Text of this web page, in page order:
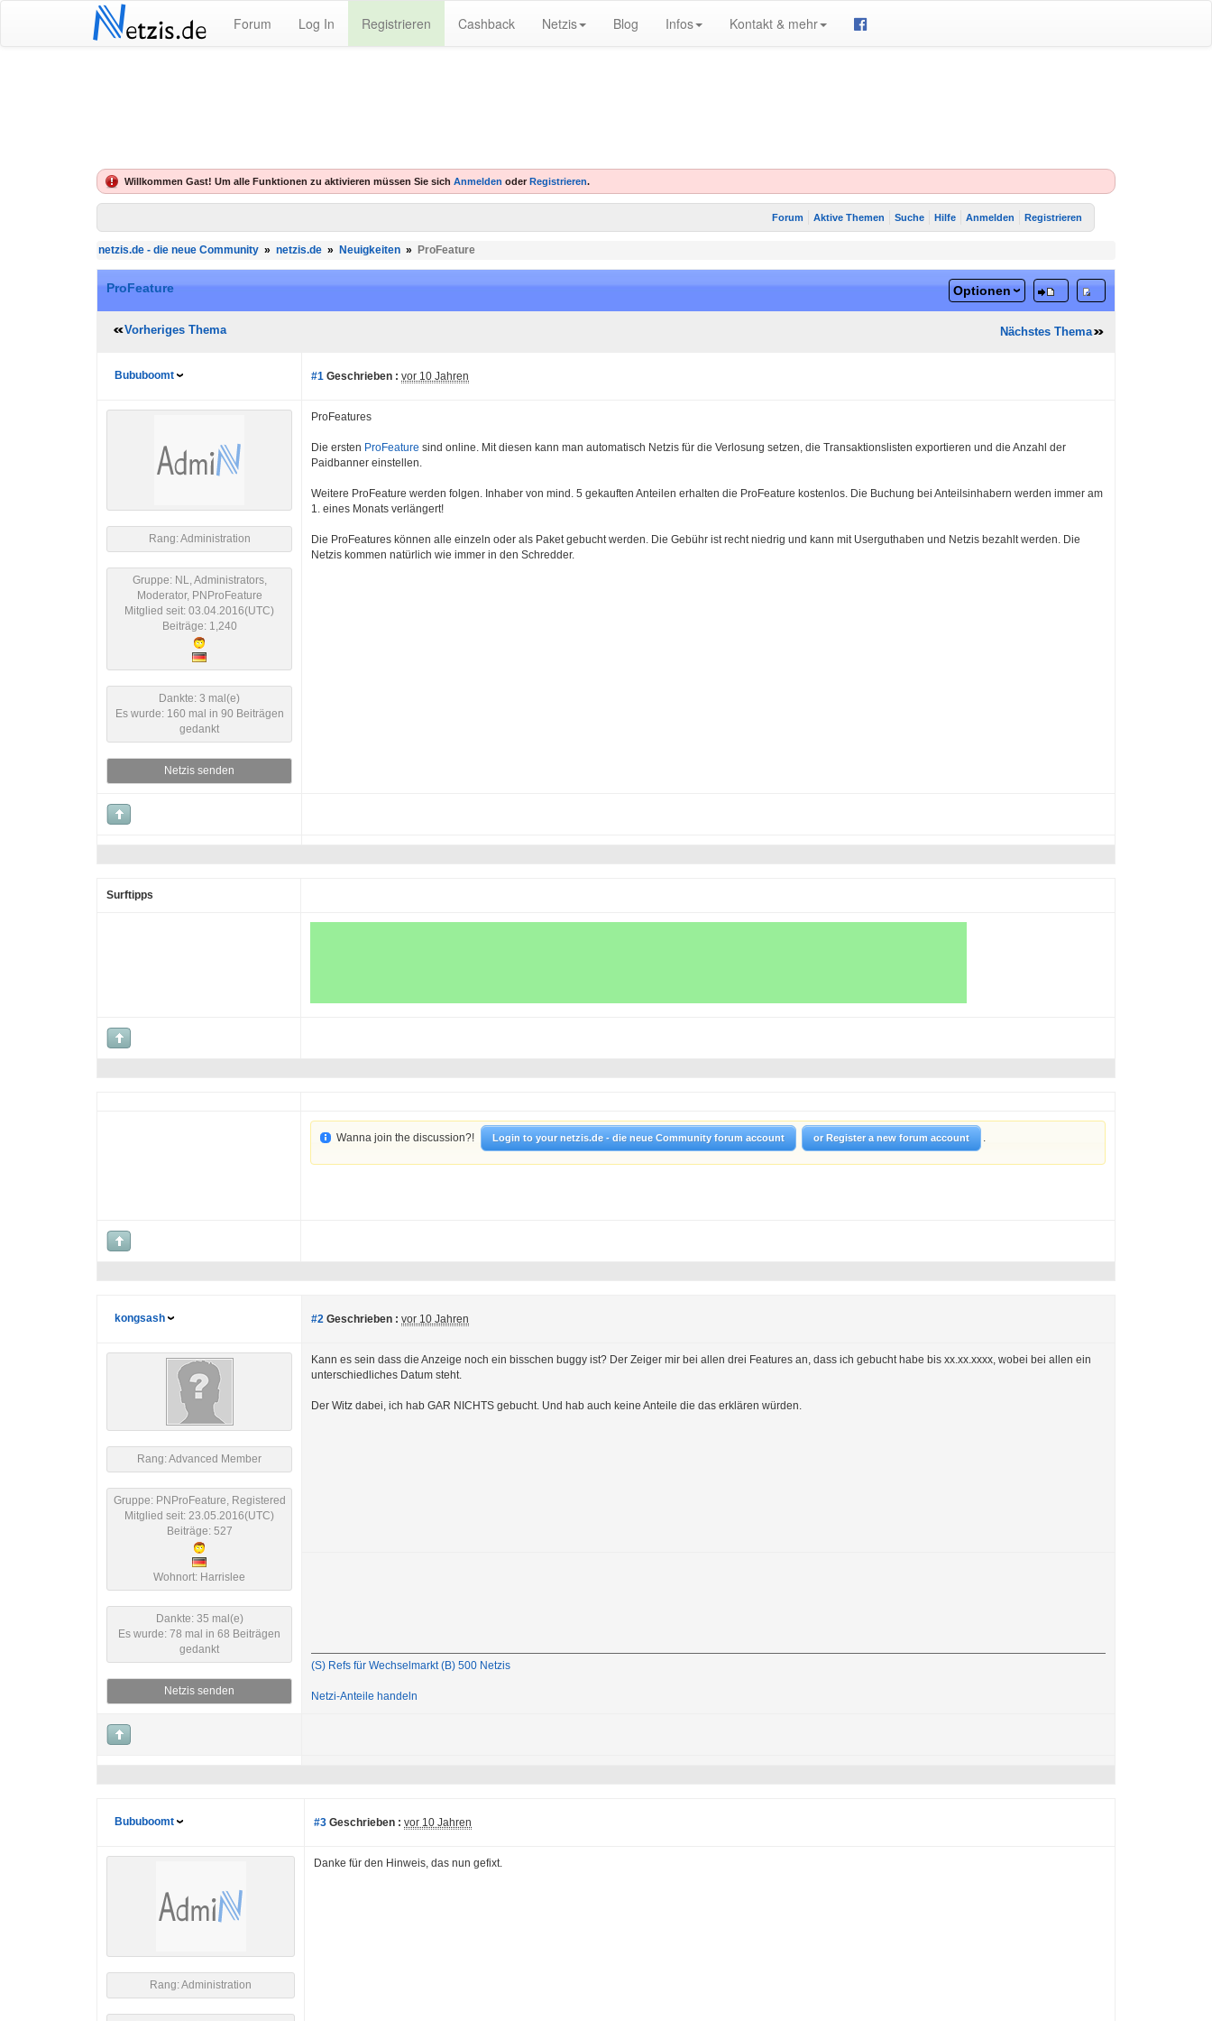
Netzis.de Forum Log In Registrieren Cashback Netzis Blog Infos Kontakt & mehr
Willkommen Gast! Um alle Funktionen zu aktivieren müssen Sie sich Anmelden oder Registrieren.
Forum Aktive Themen Suche Hilfe Anmelden Registrieren
netzis.de - die neue Community » netzis.de » Neuigkeiten » ProFeature
ProFeature Optionen
Vorheriges Thema Nächstes Thema
Bububoomt #1 Geschrieben : vor 10 Jahren
Rang: Administration
Gruppe: NL, Administrators,
Moderator, PNProFeature
Mitglied seit: 03.04.2016(UTC)
Beiträge: 1,240
Dankte: 3 mal(e)
Es wurde: 160 mal in 90 Beiträgen
gedankt
Netzis senden
ProFeatures
Die ersten ProFeature sind online. Mit diesen kann man automatisch Netzis für die Verlosung setzen, die Transaktionslisten exportieren und die Anzahl der
Paidbanner einstellen.
Weitere ProFeature werden folgen. Inhaber von mind. 5 gekauften Anteilen erhalten die ProFeature kostenlos. Die Buchung bei Anteilsinhabern werden immer am
1. eines Monats verlängert!
Die ProFeatures können alle einzeln oder als Paket gebucht werden. Die Gebühr ist recht niedrig und kann mit Userguthaben und Netzis bezahlt werden. Die
Netzis kommen natürlich wie immer in den Schredder.
Surftipps
Wanna join the discussion?! Login to your netzis.de - die neue Community forum account or Register a new forum account .
kongsash #2 Geschrieben : vor 10 Jahren
Rang: Advanced Member
Gruppe: PNProFeature, Registered
Mitglied seit: 23.05.2016(UTC)
Beiträge: 527
Wohnort: Harrislee
Dankte: 35 mal(e)
Es wurde: 78 mal in 68 Beiträgen
gedankt
Netzis senden
Kann es sein dass die Anzeige noch ein bisschen buggy ist? Der Zeiger mir bei allen drei Features an, dass ich gebucht habe bis xx.xx.xxxx, wobei bei allen ein
unterschiedliches Datum steht.
Der Witz dabei, ich hab GAR NICHTS gebucht. Und hab auch keine Anteile die das erklären würden.
(S) Refs für Wechselmarkt (B) 500 Netzis
Netzi-Anteile handeln
Bububoomt #3 Geschrieben : vor 10 Jahren
Rang: Administration
Danke für den Hinweis, das nun gefixt.